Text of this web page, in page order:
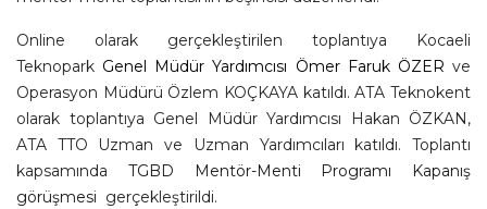
Online olarak gerçekleştirilen toplantıya Kocaeli
Teknopark Genel Müdür Yardımcısı Ömer Faruk ÖZER ve
Operasyon Müdürü Özlem KOÇKAYA katıldı. ATA Teknokent
olarak toplantıya Genel Müdür Yardımcısı Hakan ÖZKAN,
ATA TTO Uzman ve Uzman Yardımcıları katıldı. Toplantı
kapsamında TGBD Mentör-Menti Programı Kapanış
görüşmesi gerçekleştirildi.